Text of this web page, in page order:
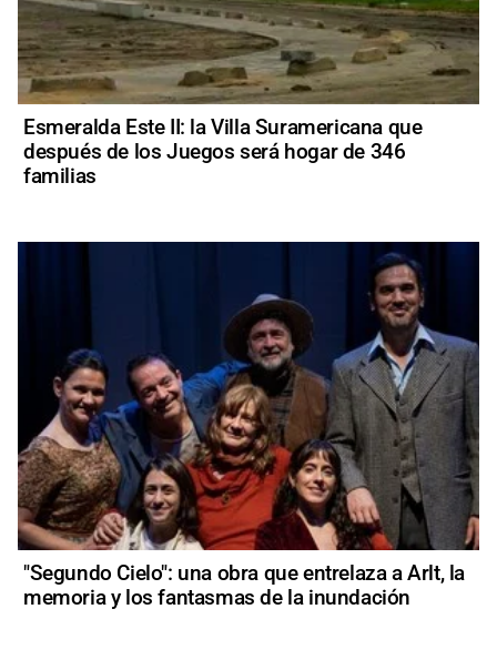
Esmeralda Este II: la Villa Suramericana que
después de los Juegos será hogar de 346
familias
"Segundo Cielo": una obra que entrelaza a Arlt, la
memoria y los fantasmas de la inundación